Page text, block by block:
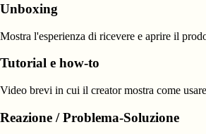
Unboxing
Mostra l'esperienza di ricevere e aprire il
Tutorial e how-to
Video brevi in cui il creator mostra come
Reazione / Problema-Soluzione